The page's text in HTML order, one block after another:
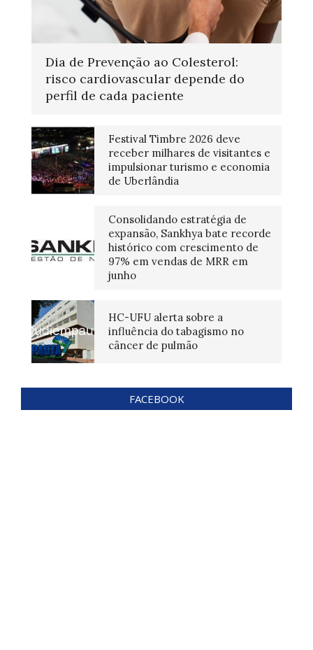
Dia de Prevenção ao Colesterol:
risco cardiovascular depende do
perfil de cada paciente
Festival Timbre 2026 deve
receber milhares de visitantes e
impulsionar turismo e economia
de Uberlândia
Consolidando estratégia de
expansão, Sankhya bate recorde
histórico com crescimento de
97% em vendas de MRR em
junho
HC-UFU alerta sobre a
influência do tabagismo no
câncer de pulmão
FACEBOOK